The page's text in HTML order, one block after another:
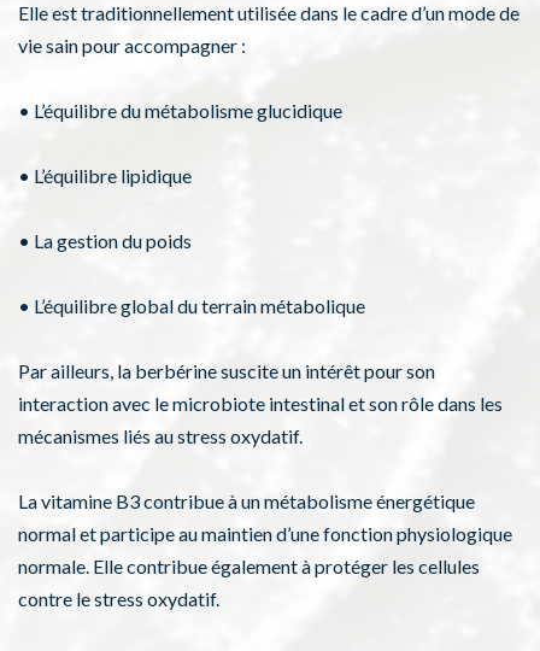
Elle est traditionnellement utilisée dans le cadre d’un mode de
vie sain pour accompagner :
• L’équilibre du métabolisme glucidique
• L’équilibre lipidique
• La gestion du poids
• L’équilibre global du terrain métabolique
Par ailleurs, la berbérine suscite un intérêt pour son
interaction avec le microbiote intestinal et son rôle dans les
mécanismes liés au stress oxydatif.
La vitamine B3 contribue à un métabolisme énergétique
normal et participe au maintien d’une fonction physiologique
normale. Elle contribue également à protéger les cellules
contre le stress oxydatif.